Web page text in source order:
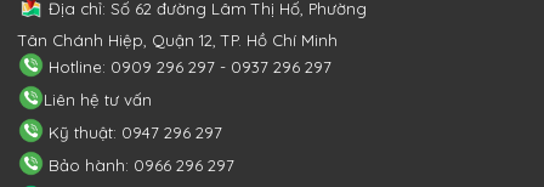
Địa chỉ: Số 62 đường Lâm Thị Hố, Phường
Tân Chánh Hiệp, Quận 12, TP. Hồ Chí Minh
Hotline: 0909 296 297 - 0937 296 297
Liên hệ tư vấn
Kỹ thuật: 0947 296 297
Bảo hành: 0966 296 297